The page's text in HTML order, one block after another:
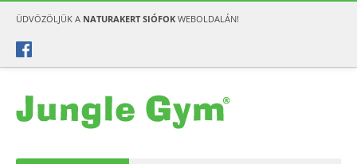
ÜDVÖZÖLJÜK A NATURAKERT SIÓFOK WEBOLDALÁN!